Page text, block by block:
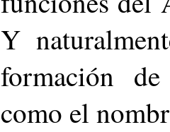
Y
formación
como el